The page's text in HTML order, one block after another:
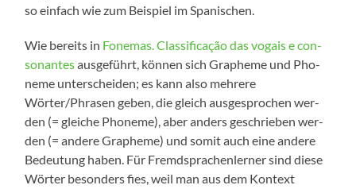
so ein­fach wie zum Bei­spiel im Spanischen.
Wie bereits in Fone­mas. Clas­si­fi­ca­ção das vogais e con­
so­nan­tesaus­ge­führt, kön­nen sich Gra­phe­me und Pho­
ne­me unter­schei­den; es kann also meh­re­re
Wörter/Phrasen geben, die gleich aus­ge­spro­chen wer­
den (= glei­che Pho­ne­me), aber anders geschrie­ben wer­
den (= ande­re Gra­phe­me) und somit auch eine ande­re
Bedeu­tung haben. Für Fremd­spra­chen­ler­ner sind die­se
Wör­ter beson­ders fies, weil man aus dem Kon­text